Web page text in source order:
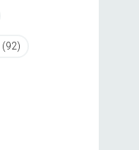
(92)